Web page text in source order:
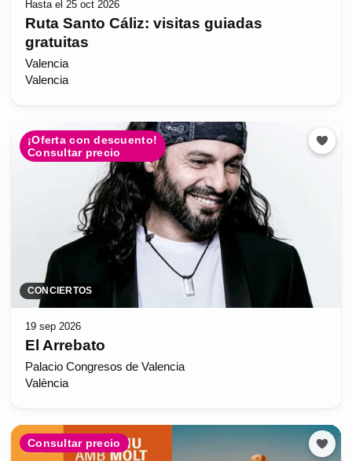
Hasta el 25 oct 2026
Ruta Santo Cáliz: visitas guiadas
gratuitas
Valencia
Valencia
¡Oferta con descuento!
Consultar precio
CONCIERTOS
19 sep 2026
El Arrebato
Palacio Congresos de Valencia
València
Consultar precio